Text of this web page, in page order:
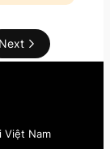
Next
Việt Nam